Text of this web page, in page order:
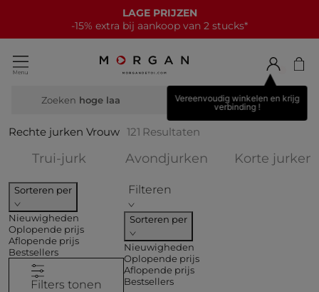
NIEUWE COLLECTIE
15€ korting bij elke aankoop van 70€*
Vereenvoudig winkelen en krijg
verbinding !
Zoeken brei
Rechte jurken Vrouw 121 Resultaten
Trui-jurkVerfijnen op COLLECTIES: Trui-jurk
AvondjurkenVerfijnen op
Korte jurken
Sorteren per
Nieuwigheden
Oplopende prijs
Aflopende prijs
Bestsellers
Filters tonen
Filteren
Sorteren per
Nieuwigheden
Oplopende prijs
Aflopende prijs
Bestsellers